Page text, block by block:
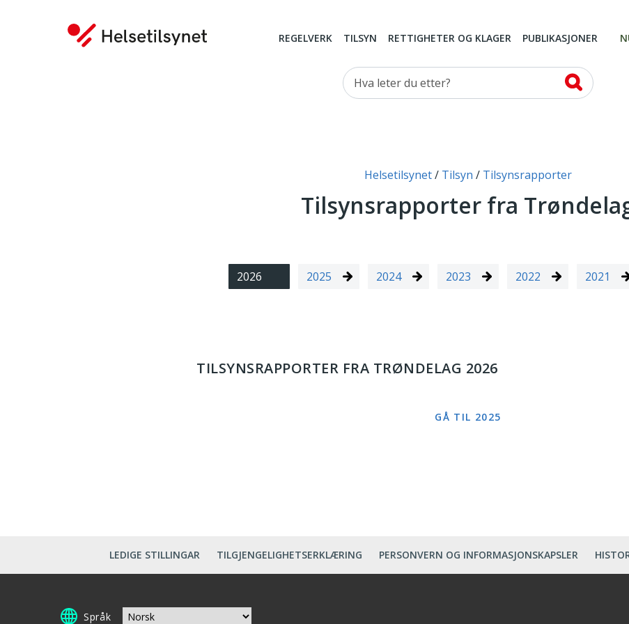
REGELVERK TILSYN RETTIGHETER OG KLAGER PUBLIKASJONER
Hva leter du etter?
Helsetilsynet Tilsyn Tilsynsrapporter
Tilsynsrapporter fra
2026 2025 2024 2023 2022 2021
TILSYNSRAPPORTER FRA TRØNDELAG 2026
GÅ TIL 2025
LEDIGE STILLINGAR TILGJENGELIGHETSERKLÆRING PERSONVERN OG INFORMASJONSKAPSLER
Språk